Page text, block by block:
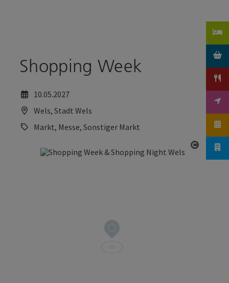
Shopping Week
10.05.2027
Wels, Stadt Wels
Markt, Messe, Sonstiger Markt